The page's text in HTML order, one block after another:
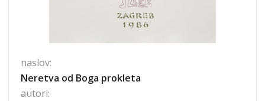
naslov:
Neretva od Boga prokleta
autori: